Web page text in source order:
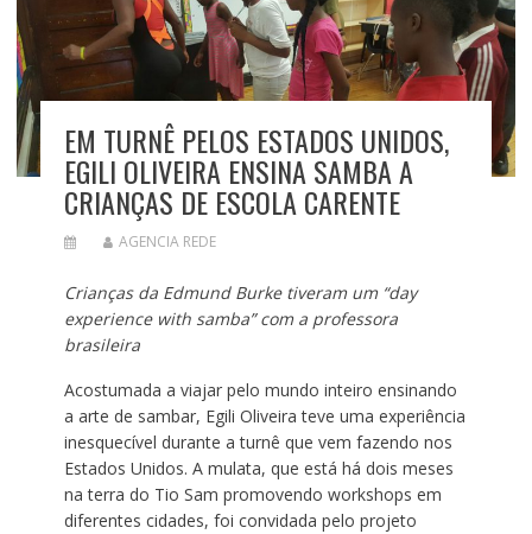
EM TURNÊ PELOS ESTADOS UNIDOS,
EGILI OLIVEIRA ENSINA SAMBA A
CRIANÇAS DE ESCOLA CARENTE
AGENCIA REDE
Crianças da Edmund Burke tiveram um “day
experience with samba” com a professora
brasileira
Acostumada a viajar pelo mundo inteiro ensinando
a arte de sambar, Egili Oliveira teve uma experiência
inesquecível durante a turnê que vem fazendo nos
Estados Unidos. A mulata, que está há dois meses
na terra do Tio Sam promovendo workshops em
diferentes cidades, foi convidada pelo projeto